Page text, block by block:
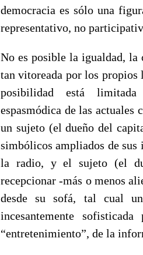
democracia es sólo una
representativo, no
No es posible la igualdad, la
tan vitoreada por los
posibilidad está
espasmódica de las actuales
un sujeto (el dueño del
simbólicos ampliados de sus
la radio, y el sujeto (el
recepcionar -más o menos
desde su sofá, tal cual
incesantemente
“entretenimiento”, de la